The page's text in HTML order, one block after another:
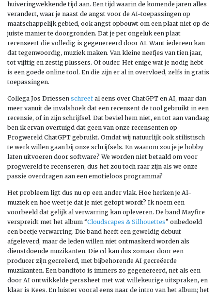
huiveringwekkende tijd aan. Een tijd waarin de komende jaren alles
verandert, waar je naast de angst voor de AI-toepassingen op
maatschappelijk gebied, ook angst opbouwt om een plaat niet op de
juiste manier te doorgronden. Dat je per ongeluk een plaat
recenseert die volledig is gegenereerd door AI. Want iedereen kan
dat tegenwoordig, muziek maken. Van kleine neefjes van tien jaar,
tot vijftig en zestig plussers. Of ouder. Het enige wat je nodig hebt
is een goede online tool. En die zijn er al in overvloed, zelfs in gratis
toepassingen.
Collega Jos Driessen schreefal eens over ChatGPT en AI, maar dan
meer vanuit de invalshoek dat een recensent de tool gebruikt in een
recensie, of in zijn schrijfsel. Dat beviel hem niet, en tot aan vandaag
ben ik ervan overtuigd dat geen van onze recensenten op
Progwereld ChatGPT gebruikt. Omdat wij natuurlijk ook stilistisch
te werk willen gaan bij onze schrijfsels. En waarom zou je je hobby
laten uitvoeren door software? We worden niet betaald om voor
progwereld te recenseren, dus het zou toch raar zijn als we onze
passie overdragen aan een emotieloos programma?
Het probleem ligt dus nu op een ander vlak. Hoe herken je AI-
muziek en hoe weet je dat je niet gefopt wordt? Ik noem een
voorbeeld dat gelijk al verwarring kan opleveren. De band Mayfire
verspreidt met het album “Cloudscapes & Silhouettes” onbedoeld
een beetje verwarring. Die band heeft een geweldig debuut
afgeleverd, maar de leden willen niet ontmaskerd worden als
dienstdoende muzikanten. Die cd kan dus zomaar door een
producer zijn gecreëerd, met bijbehorende AI gecreëerde
muzikanten. Een bandfoto is immers zo gegenereerd, net als een
door AI ontwikkelde perssheet met wat willekeurige uitspraken, en
klaar is Kees. En luister vooral eens naar de intro van het album; het